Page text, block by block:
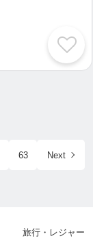
63 Next
旅行・レジャー